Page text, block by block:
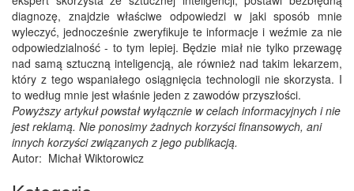
diagnozę, znajdzie właściwe odpowiedzi w jaki sposób mnie
wyleczyć, jednocześnie zweryfikuje te informacje i weźmie za nie
odpowiedzialność - to tym lepiej. Będzie miał nie tylko przewagę
nad samą sztuczną inteligencją, ale również nad takim lekarzem,
który z tego wspaniałego osiągnięcia technologii nie skorzysta. I
to według mnie jest właśnie jeden z zawodów przyszłości.
Powyższy artykuł powstał wyłącznie w celach informacyjnych i nie
jest reklamą. Nie ponosimy żadnych korzyści finansowych, ani
innych korzyści związanych z jego publikacją.
Autor: Michał Wiktorowicz